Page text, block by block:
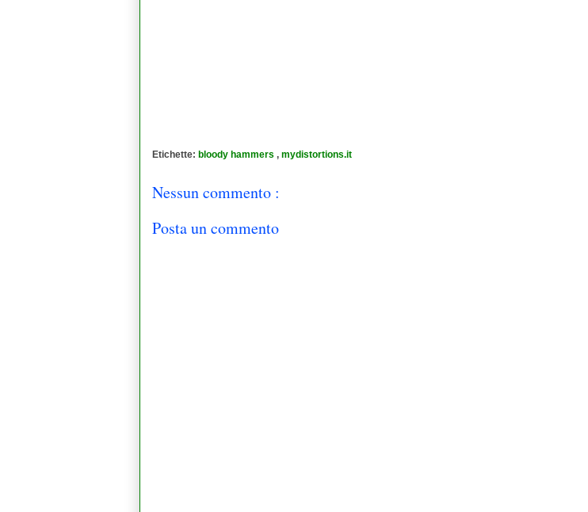
Etichette: bloody hammers , mydistortions.it
Nessun commento :
Posta un commento